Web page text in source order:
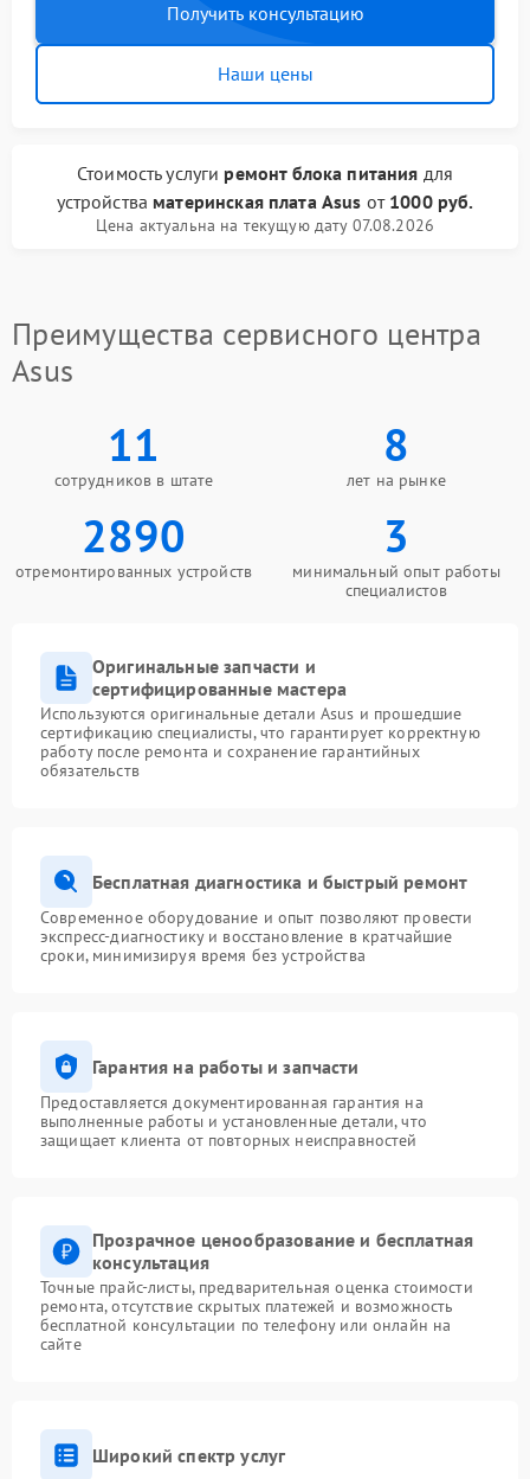
Получить консультацию
Наши цены
Стоимость услуги ремонт блока питания для
устройства материнская плата Asus от 1000 руб.
Цена актуальна на текущую дату 07.08.2026
Преимущества сервисного центра
Asus
11
сотрудников в штате
8
лет на рынке
2890
отремонтированных устройств
3
минимальный опыт работы
специалистов
Оригинальные запчасти и
сертифицированные мастера
Используются оригинальные детали Asus и прошедшие
сертификацию специалисты, что гарантирует корректную
работу после ремонта и сохранение гарантийных
обязательств
Бесплатная диагностика и быстрый ремонт
Современное оборудование и опыт позволяют провести
экспресс-диагностику и восстановление в кратчайшие
сроки, минимизируя время без устройства
Гарантия на работы и запчасти
Предоставляется документированная гарантия на
выполненные работы и установленные детали, что
защищает клиента от повторных неисправностей
Прозрачное ценообразование и бесплатная
консультация
Точные прайс-листы, предварительная оценка стоимости
ремонта, отсутствие скрытых платежей и возможность
бесплатной консультации по телефону или онлайн на
сайте
Широкий спектр услуг